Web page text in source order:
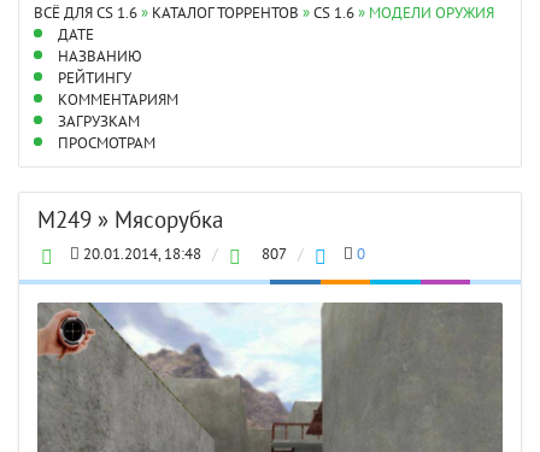
ВСЁ ДЛЯ CS 1.6» КАТАЛОГ ТОРРЕНТОВ »CS 1.6» МОДЕЛИ ОРУЖИЯ
ДАТЕ
НАЗВАНИЮ
РЕЙТИНГУ
КОММЕНТАРИЯМ
ЗАГРУЗКАМ
ПРОСМОТРАМ
M249 » Мясорубка
20.01.2014, 18:48 / 807 / 0